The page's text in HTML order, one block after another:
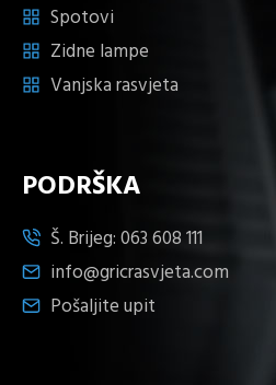
Spotovi
Zidne lampe
Vanjska rasvjeta
PODRŠKA
Š. Brijeg:063 608 111
info@gricrasvjeta.com
Pošaljite upit